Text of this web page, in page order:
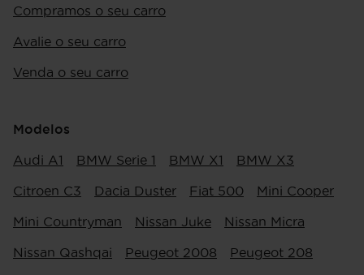
Compramos o seu carro
Avalie o seu carro
Venda o seu carro
Modelos
Audi A1 BMW Serie 1 BMW X1 BMW X3
Citroen C3 Dacia Duster Fiat 500 Mini Cooper
Mini Countryman Nissan Juke Nissan Micra
Nissan Qashqai Peugeot 2008 Peugeot 208